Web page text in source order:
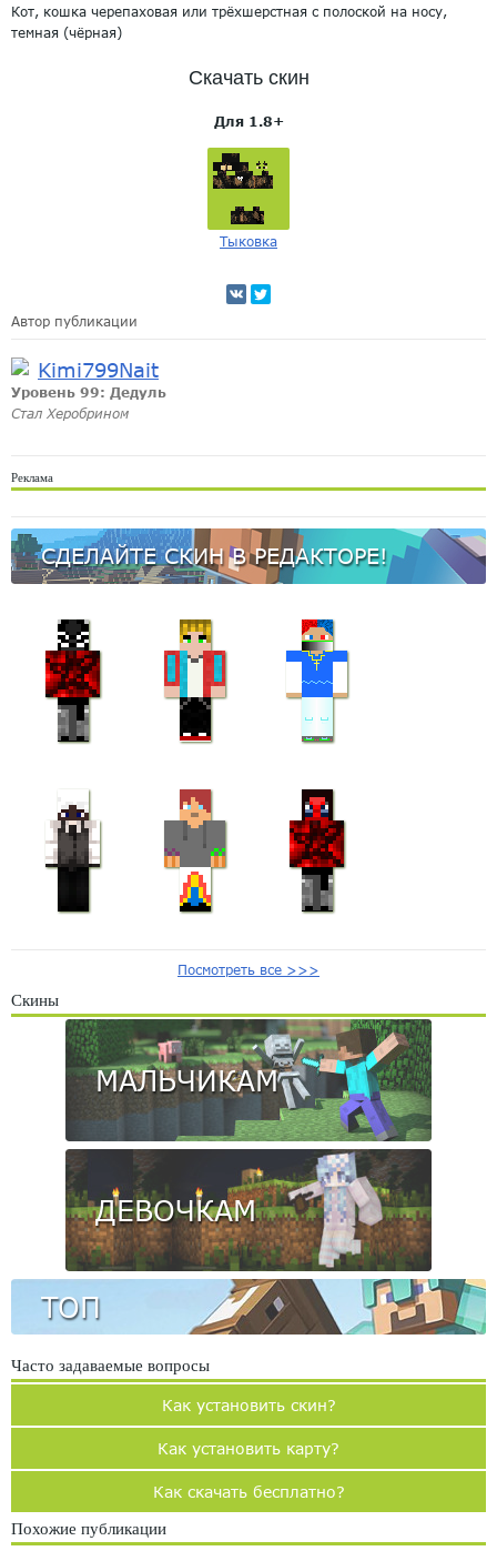
Кот, кошка черепаховая или трёхшерстная с полоской на носу,
темная (чёрная)
Скачать скин
Для 1.8+
Тыковка
Автор публикации
Kimi799Nait
Уровень 99: Дедуль
Стал Херобрином
Реклама
СДЕЛАЙТЕ СКИН В РЕДАКТОРЕ!
Посмотреть все >>>
Скины
МАЛЬЧИКАМ
ДЕВОЧКАМ
ТОП
Часто задаваемые вопросы
Как установить скин?
Как установить карту?
Как скачать бесплатно?
Похожие публикации